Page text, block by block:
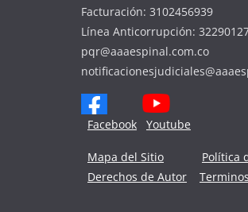
Facturación: 3102456939
Línea Anticorrupción:
pqr@aaaespinal.com.co
Facebook Youtube
Mapa del Sitio
Política
Derechos de Autor